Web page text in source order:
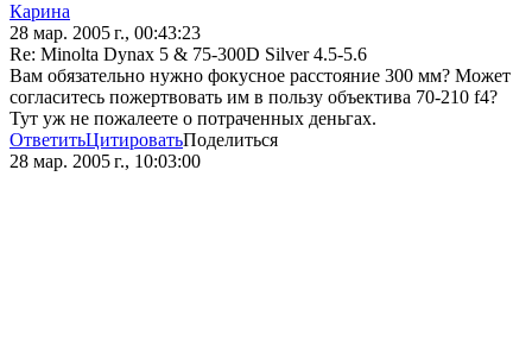
Карина
28 мар. 2005 г., 00:43:23
Re: Minolta Dynax 5 & 75-300D Silver 4.5-5.6
Вам обязательно нужно фокусное расстояние 300 мм? Может
согласитесь пожертвовать им в пользу объектива 70-210 f4?
Тут уж не пожалеете о потраченных деньгах.
ОтветитьЦитироватьПоделиться
28 мар. 2005 г., 10:03:00